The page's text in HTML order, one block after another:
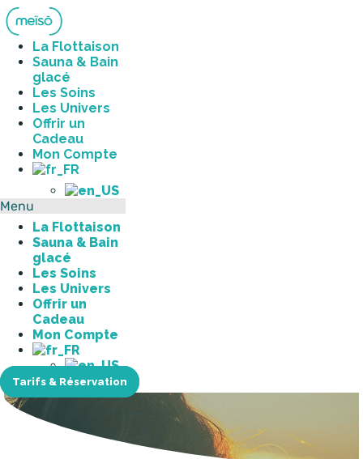
Aller
au
contenu
La Flottaison
Sauna & Bain
glacé
Les Soins
Les Univers
Offrir un
Cadeau
Mon Compte
Menu
La Flottaison
Sauna & Bain
glacé
Les Soins
Les Univers
Offrir un
Cadeau
Mon Compte
Tarifs & Réservation